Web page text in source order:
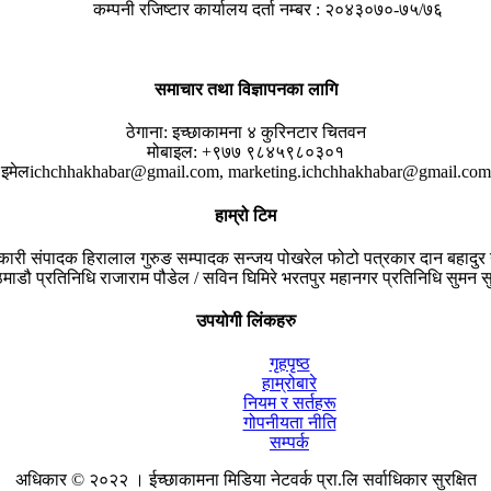
कम्पनी रजिष्टार कार्यालय दर्ता नम्बर : २०४३०७०-७५/७६
समाचार तथा विज्ञापनका लागि
ठेगाना: इच्छाकामना ४ कुरिनटार चितवन
मोबाइल: +९७७ ९८४५९८०३०१
इमेलichchhakhabar@gmail.com, marketing.ichchhakhabar@gmail.com
हाम्रो टिम
संपादकहिरालाल गुरुङसम्पादकसन्जय पोखरेलफोटो पत्रकारदान
प्रतिनिधिराजाराम पौडेल / सविन घिमिरेभरतपुर महानगर प्रतिनिधिसुमन
उपयोगी लिंकहरु
गृहपृष्ठ
हाम्रोबारे
नियम र सर्तहरू
गोपनीयता नीति
सम्पर्क
अधिकार © २०२२ । ईच्छाकामना मिडिया नेटवर्क प्रा.लि सर्वाधिकार सुरक्षित